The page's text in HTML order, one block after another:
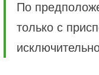
По
только с